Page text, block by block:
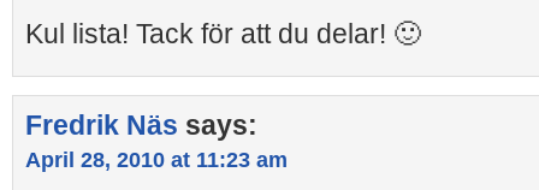
Kul lista! Tack för att du delar! 🙂
Fredrik Näs says:
April 28, 2010 at 11:23 am